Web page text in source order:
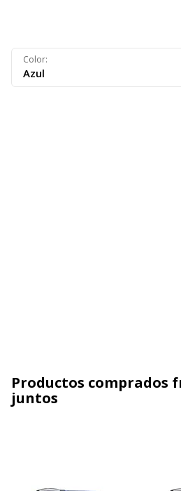
Color:
Azul
Productos comprados
juntos